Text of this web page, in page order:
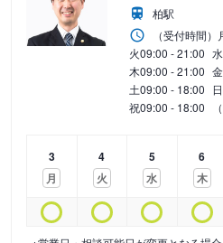
柏駅
（受付時間）
火09:00 - 21:00 水
木09:00 - 21:00 金
土09:00 - 18:00 日
祝09:00 - 18:00
3
月
4
火
5
水
6
木